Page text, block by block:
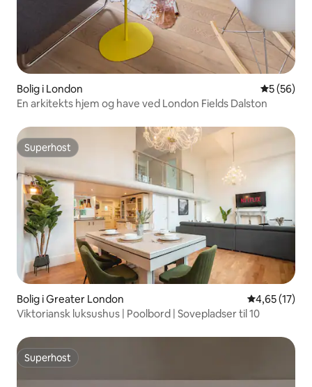
Bolig i London 5 ud af 5 i
5 (56)
En arkitekts hjem og have ved London Fields Dalston
Superhost
Superhost
Bolig i Greater London 4,65 ud af 5
4,65 (17)
Viktoriansk luksushus | Poolbord | Sovepladser til 10
Superhost
Superhost